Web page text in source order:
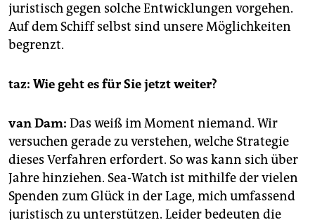
juristisch gegen solche Entwicklungen vorgehen.
Auf dem Schiff selbst sind unsere Möglichkeiten
begrenzt.
taz: Wie geht es für Sie jetzt weiter?
van Dam: Das weiß im Moment niemand. Wir
versuchen gerade zu verstehen, welche Strategie
dieses Verfahren erfordert. So was kann sich über
Jahre hinziehen. Sea-Watch ist mithilfe der vielen
Spenden zum Glück in der Lage, mich umfassend
juristisch zu unterstützen. Leider bedeuten die